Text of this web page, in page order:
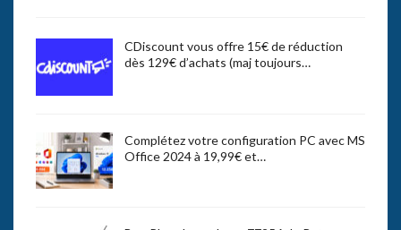
CDiscount vous offre 15€ de réduction
dès 129€ d’achats (maj toujours…
Complétez votre configuration PC avec MS
Office 2024 à 19,99€ et…